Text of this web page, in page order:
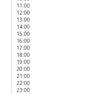
11:00
12:00
13:00
14:00
15:00
16:00
17:00
18:00
19:00
20:00
21:00
22:00
23:00